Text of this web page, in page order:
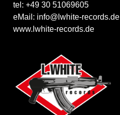
tel: +49 30 51069605
eMail: info@lwhite-records.de
www.lwhite-records.de